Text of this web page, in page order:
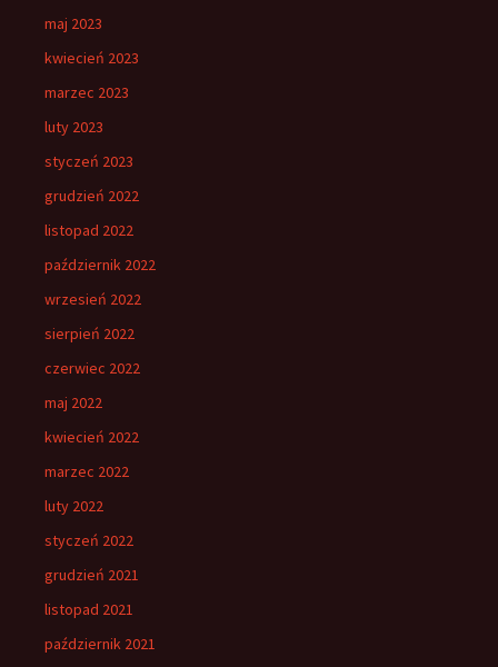
maj 2023
kwiecień 2023
marzec 2023
luty 2023
styczeń 2023
grudzień 2022
listopad 2022
październik 2022
wrzesień 2022
sierpień 2022
czerwiec 2022
maj 2022
kwiecień 2022
marzec 2022
luty 2022
styczeń 2022
grudzień 2021
listopad 2021
październik 2021